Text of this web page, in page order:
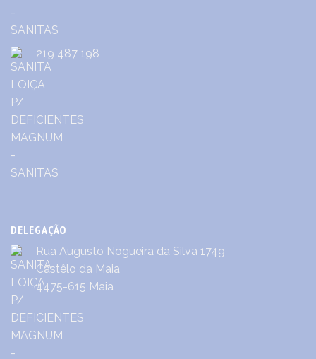
219 487 198
DELEGAÇÃO
Rua Augusto Nogueira da Silva 1749
Castêlo da Maia
4475-615 Maia